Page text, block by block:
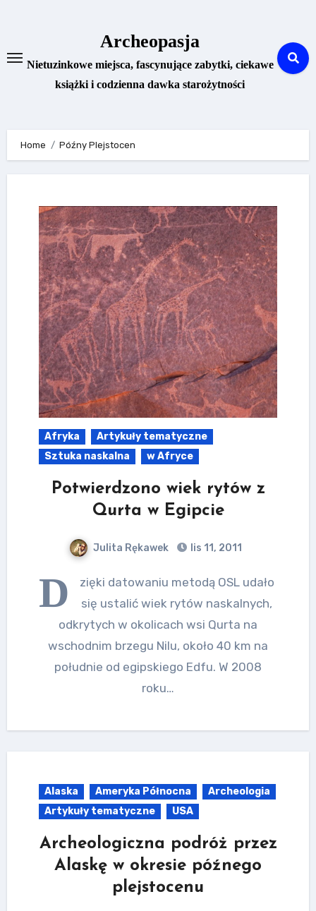
Archeopasja
Nietuzinkowe miejsca, fascynujące zabytki, ciekawe
książki i codzienna dawka starożytności
Home Późny Plejstocen
Afryka
Artykuły tematyczne
Sztuka naskalna
w Afryce
Potwierdzono wiek rytów z
Qurta w Egipcie
Julita Rękawek lis 11, 2011
D
zięki datowaniu metodą OSL udało
się ustalić wiek rytów naskalnych,
odkrytych w okolicach wsi Qurta na
wschodnim brzegu Nilu, około 40 km na
południe od egipskiego Edfu. W 2008
roku…
Alaska Ameryka Północna
Archeologia
Artykuły tematyczne
USA
Archeologiczna podróż przez
Alaskę w okresie późnego
plejstocenu